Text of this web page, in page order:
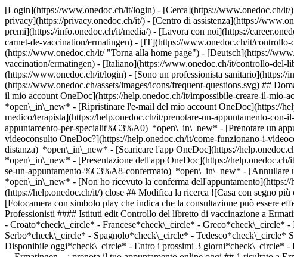
[Login](https://www.onedoc.ch/it/login) - [Cerca](https://www.onedoc.ch/
privacy](https://privacy.onedoc.ch/it/) - [Centro di assistenza](https://
premi](https://info.onedoc.ch/it/media/) - [Lavora con noi](https://
carnet-de-vaccination/ermatingen) - [IT](https://www.onedoc.ch/it/
(https://www.onedoc.ch/it/ "Torna alla home page") - [Deutsch](https://
vaccination/ermatingen) - [Italiano](https://www.onedoc.ch/it/controllo-del-
(https://www.onedoc.ch/it/login) - [Sono un professionista sanitario](https://
(https://www.onedoc.ch/assets/images/icons/frequent-questions.svg) ##
il mio account OneDoc](https://help.onedoc.ch/it/impossibile-creare-il-
*open\_in\_new* - [Ripristinare l'e-mail del mio account OneDoc](https://
medico/terapista](https://help.onedoc.ch/it/prenotare-un-appuntamento-
appuntamento-per-specialit%C3%A0) *open\_in\_new* - [Prenotare un
videoconsulto OneDoc?](https://help.onedoc.ch/it/come-funzionano-i-
distanza) *open\_in\_new* - [Scaricare l'app OneDoc](https://
*open\_in\_new* - [Presentazione dell'app OneDoc](https://